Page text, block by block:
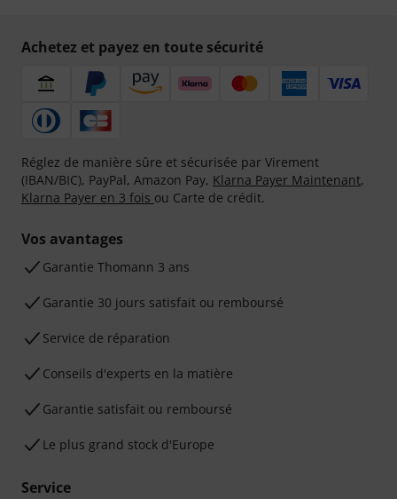
Achetez et payez en toute sécurité
Réglez de manière sûre et sécurisée par Virement
(IBAN/BIC), PayPal, Amazon Pay, Klarna Payer Maintenant,
Klarna Payer en 3 fois ou Carte de crédit.
Vos avantages
Ga­ran­tie Thomann 3 ans
Garantie 30 jours satisfait ou remboursé
Service de réparation
Conseils d'experts en la matière
Garantie satisfait ou remboursé
Le plus grand stock d'Europe
Service